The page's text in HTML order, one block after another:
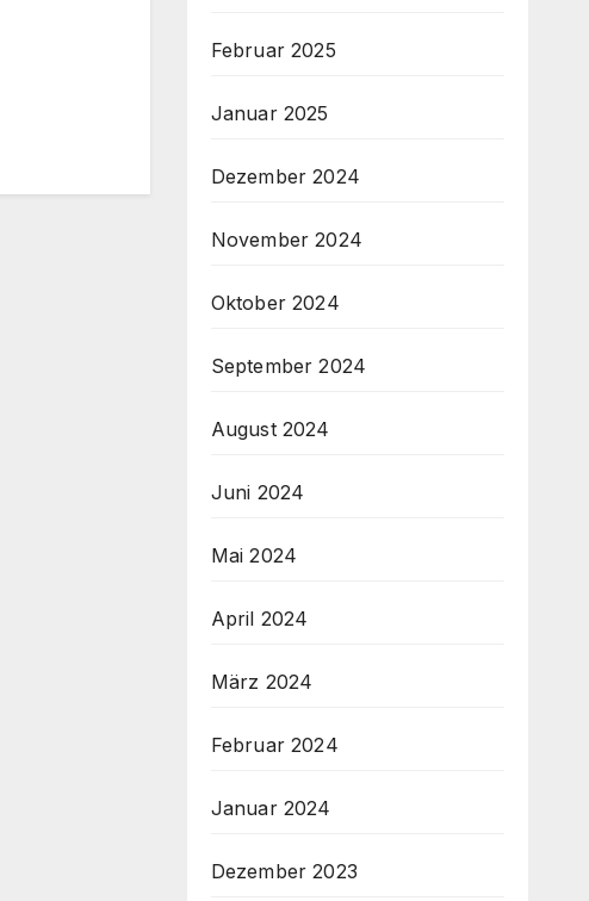
Februar 2025
Januar 2025
Dezember 2024
November 2024
Oktober 2024
September 2024
August 2024
Juni 2024
Mai 2024
April 2024
März 2024
Februar 2024
Januar 2024
Dezember 2023